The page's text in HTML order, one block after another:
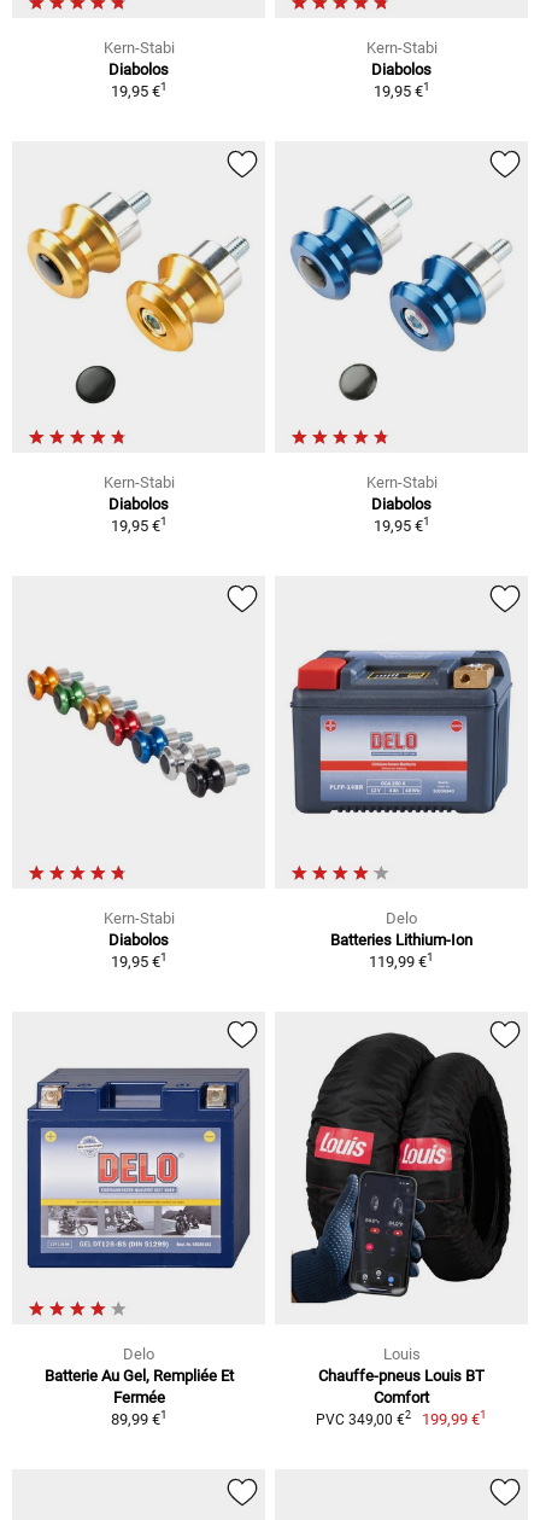
Kern-Stabi
Diabolos
19,95 €1
Kern-Stabi
Diabolos
19,95 €1
Kern-Stabi
Diabolos
19,95 €1
Kern-Stabi
Diabolos
19,95 €1
Kern-Stabi
Diabolos
19,95 €1
Delo
Batteries Lithium-Ion
119,99 €1
Delo
Batterie Au Gel, Rempliée Et
Fermée
89,99 €1
Louis
Chauffe-pneus Louis BT
Comfort
PVC 349,00 €2 199,99 €1